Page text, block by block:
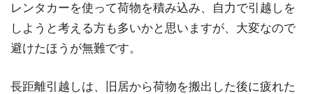
レンタカーを使って荷物を積み込み、自力で引越しを
しようと考える方も多いかと思いますが、大変なので
避けたほうが無難です。
長距離引越しは、旧居から荷物を搬出した後に疲れた